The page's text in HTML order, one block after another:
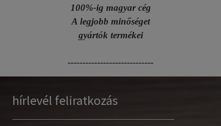
100%-ig magyar cég
A legjobb minőséget
gyártók termékei
-----------------------------
hírlevél feliratkozás